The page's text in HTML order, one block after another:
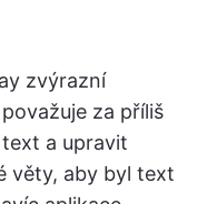
zvýrazní
za příliš
a upravit
věty, aby byl text